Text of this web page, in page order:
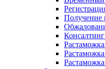
Получение